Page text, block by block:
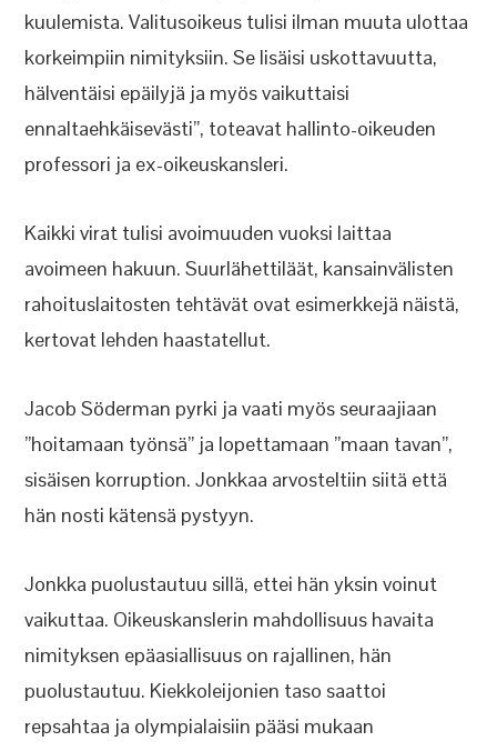
kuulemista. Valitusoikeus tulisi ilman muuta ulottaa
korkeimpiin nimityksiin. Se lisäisi uskottavuutta,
hälventäisi epäilyjä ja myös vaikuttaisi
ennaltaehkäisevästi”, toteavat hallinto-oikeuden
professori ja ex-oikeuskansleri.
Kaikki virat tulisi avoimuuden vuoksi laittaa
avoimeen hakuun. Suurlähettiläät, kansainvälisten
rahoituslaitosten tehtävät ovat esimerkkejä näistä,
kertovat lehden haastatellut.
Jacob Söderman pyrki ja vaati myös seuraajiaan
”hoitamaan työnsä” ja lopettamaan ”maan tavan”,
sisäisen korruption. Jonkkaa arvosteltiin siitä että
hän nosti kätensä pystyyn.
Jonkka puolustautuu sillä, ettei hän yksin voinut
vaikuttaa. Oikeuskanslerin mahdollisuus havaita
nimityksen epäasiallisuus on rajallinen, hän
puolustautuu. Kiekkoleijonien taso saattoi
repsahtaa ja olympialaisiin pääsi mukaan